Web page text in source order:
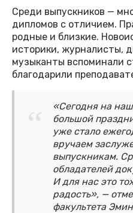
Среди выпускников —
дипломов с отличием.
родные и близкие.
историки, журналисты,
музыканты вспоминали
благодарили
«Сегодня на
большой
уже стало
вручаем
выпускникам.
обладателей
И для нас это
радость», —
факультета